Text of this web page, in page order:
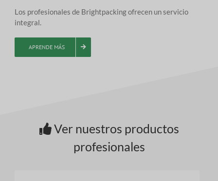
Los profesionales de Brightpacking ofrecen un servicio
integral.
APRENDE MÁS
Ver nuestros productos
profesionales